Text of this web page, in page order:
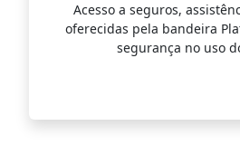
Acesso a seguros,
oferecidas pela bandeira
segurança no uso